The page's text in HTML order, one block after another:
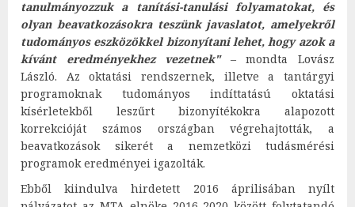
tanulmányozzuk a tanítási-tanulási folyamatokat, és
olyan beavatkozásokra teszünk javaslatot, amelyekről
tudományos eszközökkel bizonyítani lehet, hogy azok a
kívánt eredményekhez vezetnek"– mondta Lovász
László. Az oktatási rendszernek, illetve a tantárgyi
programoknak tudományos indíttatású oktatási
kísérletekből leszűrt bizonyítékokra alapozott
korrekcióját számos országban végrehajtották, a
beavatkozások sikerét a nemzetközi tudásmérési
programok eredményei igazolták.
Ebből kiindulva hirdetett 2016 áprilisában nyílt